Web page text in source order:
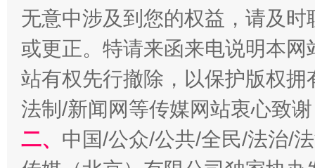
揭开“小金库”的免责幌子
无意中涉及到您的权益，请及
或更正。特请来函来电说明本
站有权先行撤除，以保护版权
法制/新闻网等传媒网站衷心致
二、 中国/公众/公共/全民/法治/